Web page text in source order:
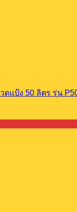
ดแป้ง 50 ลิตร รุ่น